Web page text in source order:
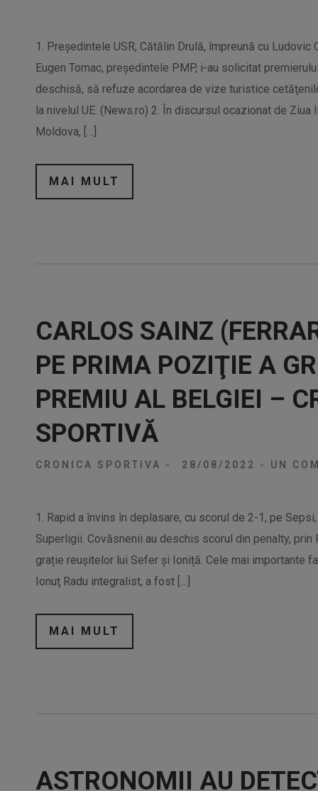
1. Preşedintele USR, Cătălin Drulă, împreună cu Ludovic
Eugen Tomac, preşedintele PMP, i-au solicitat
deschisă, să refuze acordarea de vize turistice
la nivelul UE. (News.ro) 2. În discursul ocazionat de
Moldova, […]
MAI MULT
CARLOS SAINZ
PE PRIMA POZIŢIE A
PREMIU AL BELGIEI –
SPORTIVĂ
CRONICA SPORTIVA - 28/08/2022 - UN
1. Rapid a învins în deplasare, cu scorul de 2-1, pe
Superligii. Covăsnenii au deschis scorul din penalty,
grație reușitelor lui Sefer și Ioniță. Cele mai importante
Ionuţ Radu integralist, a fost […]
MAI MULT
ASTRONOMII AU